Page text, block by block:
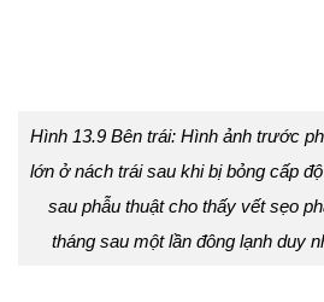
Hình 13.9 Bên trái: Hình ảnh trước
lớn ở nách trái sau khi bị bỏng cấp
sau phẫu thuật cho thấy vết sẹo
tháng sau một lần đông lạnh duy